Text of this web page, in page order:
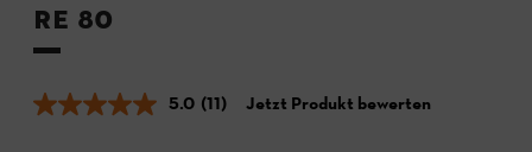
RE 80
5.0 (11) Jetzt Produkt bewerten